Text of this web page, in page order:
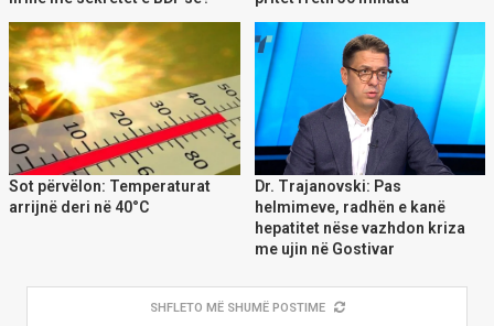
Sot përvëlon: Temperaturat
arrijnë deri në 40°C
Dr. Trajanovski: Pas
helmimeve, radhën e kanë
hepatitet nëse vazhdon kriza
me ujin në Gostivar
SHFLETO MË SHUMË POSTIME